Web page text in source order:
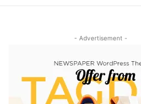
- Advertisement -